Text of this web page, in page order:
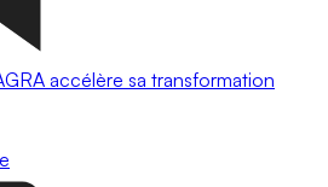
accélère sa transformation